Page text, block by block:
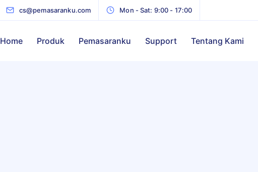
cs@pemasaranku.com Mon - Sat: 9:00 - 17:00
Home Produk Pemasaranku Support Tentang Kami